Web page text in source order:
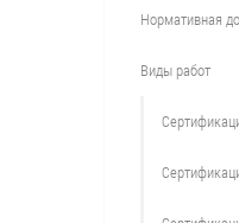
Нормативная
Виды работ